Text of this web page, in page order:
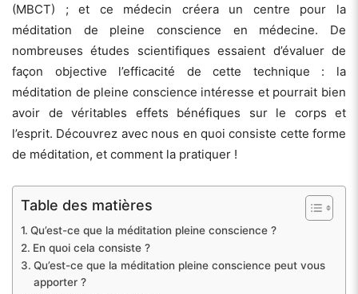
(MBCT) ; et ce médecin créera un centre pour la
méditation de pleine conscience en médecine. De
nombreuses études scientifiques essaient d’évaluer de
façon objective l’efficacité de cette technique : la
méditation de pleine conscience intéresse et pourrait bien
avoir de véritables effets bénéfiques sur le corps et
l’esprit. Découvrez avec nous en quoi consiste cette forme
de méditation, et comment la pratiquer !
Table des matières
Qu’est-ce que la méditation pleine conscience ?
En quoi cela consiste ?
Qu’est-ce que la méditation pleine conscience peut vous
apporter ?